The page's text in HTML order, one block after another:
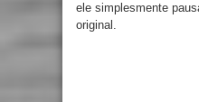
ele simplesmente
original.